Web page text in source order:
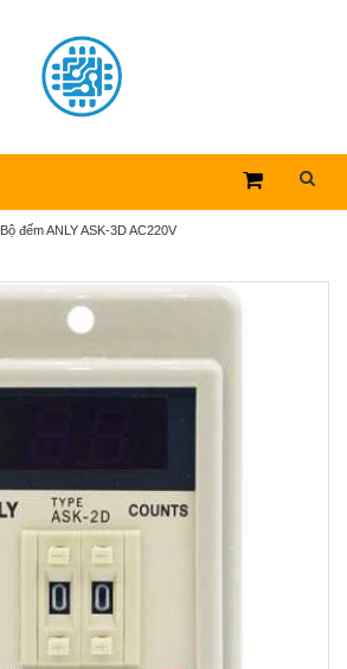
Bộ đếm ANLY ASK-3D AC220V